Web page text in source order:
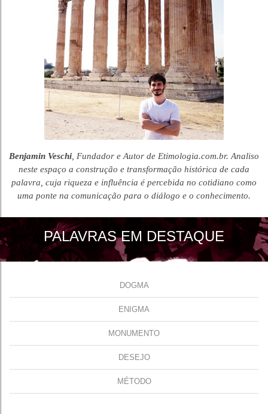
Benjamin Veschi , Fundador e Autor de Etimologia.com.br. Analiso
neste espaço a construção e transformação histórica de cada
palavra, cuja riqueza e influência é percebida no cotidiano como
uma ponte na comunicação para o diálogo e o conhecimento.
PALAVRAS EM DESTAQUE
DOGMA
ENIGMA
MONUMENTO
DESEJO
MÉTODO